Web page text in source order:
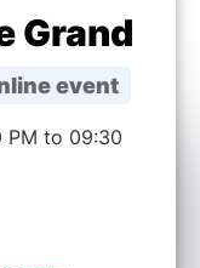
Grand
event
PM to 09:30